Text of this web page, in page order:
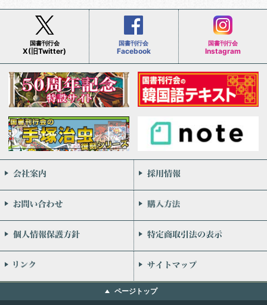
国書刊行会
X(旧Twitter)
国書刊行会
Facebook
国書刊行会
Instagram
会社案内
お問い合わせ
個人情報保護方針
リンク
ページトップ